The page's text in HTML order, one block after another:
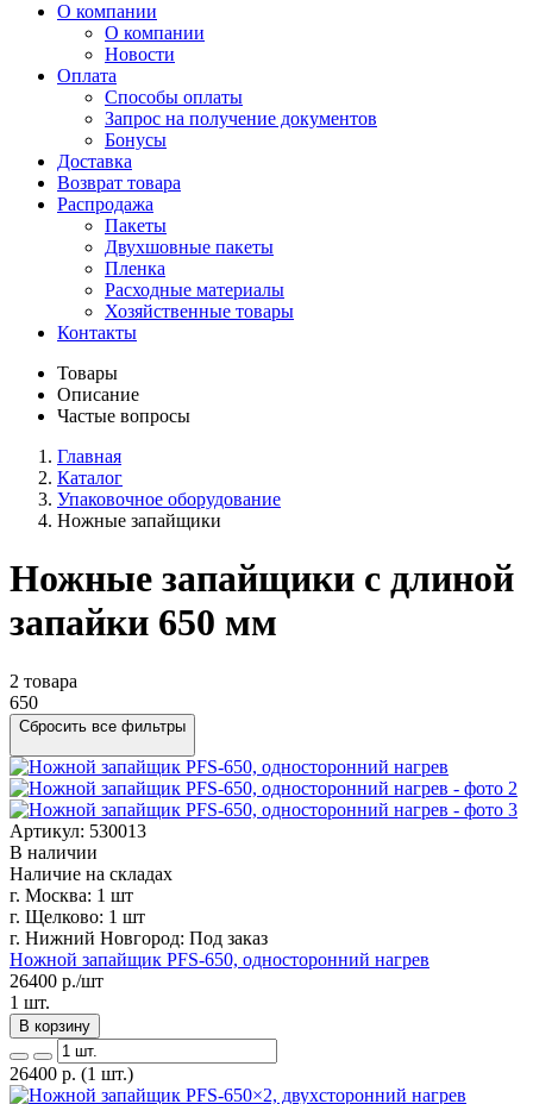
О компании
О компании
Новости
Оплата
Способы оплаты
Запрос на получение документов
Бонусы
Доставка
Возврат товара
Распродажа
Пакеты
Двухшовные пакеты
Пленка
Расходные материалы
Хозяйственные товары
Контакты
Товары
Описание
Частые вопросы
Главная
Каталог
Упаковочное оборудование
Ножные запайщики
Ножные запайщики с длиной
запайки 650 мм
2 товара
650
Сбросить все фильтры
Артикул: 530013
В наличии
Наличие на складах
г. Москва: 1 шт
г. Щелково: 1 шт
г. Нижний Новгород: Под заказ
Ножной запайщик PFS-650, односторонний нагрев
26400 р./шт
1 шт.
В корзину
26400 р. (1 шт.)